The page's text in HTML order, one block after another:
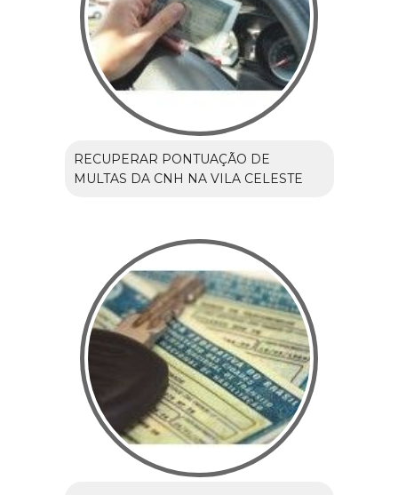
RECUPERAR PONTUAÇÃO DE
MULTAS DA CNH NA VILA CELESTE